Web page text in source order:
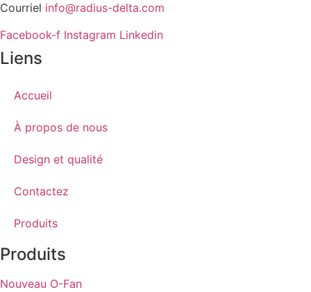
Courriel info@radius-delta.com
Facebook-f Instagram Linkedin
Liens
Accueil
À propos de nous
Design et qualité
Contactez
Produits
Produits
Nouveau O-Fan